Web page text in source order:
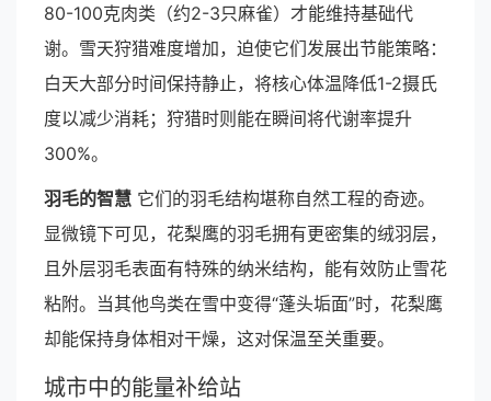
80-100克肉类（约2-3只麻雀）才能维持基础代
谢。雪天狩猎难度增加，迫使它们发展出节能策略：
白天大部分时间保持静止，将核心体温降低1-2摄氏
度以减少消耗；狩猎时则能在瞬间将代谢率提升
300%。
羽毛的智慧 它们的羽毛结构堪称自然工程的奇迹。
显微镜下可见，花梨鹰的羽毛拥有更密集的绒羽层，
且外层羽毛表面有特殊的纳米结构，能有效防止雪花
粘附。当其他鸟类在雪中变得“蓬头垢面”时，花梨鹰
却能保持身体相对干燥，这对保温至关重要。
城市中的能量补给站